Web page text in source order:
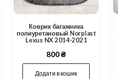
Коврик багажника
полиуретановый Norplast
Lexus NX 2014-2021
800₴
Додати в кошик